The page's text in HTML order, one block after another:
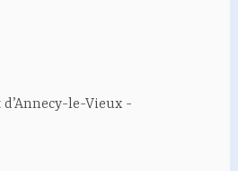
d’Annecy-le-Vieux